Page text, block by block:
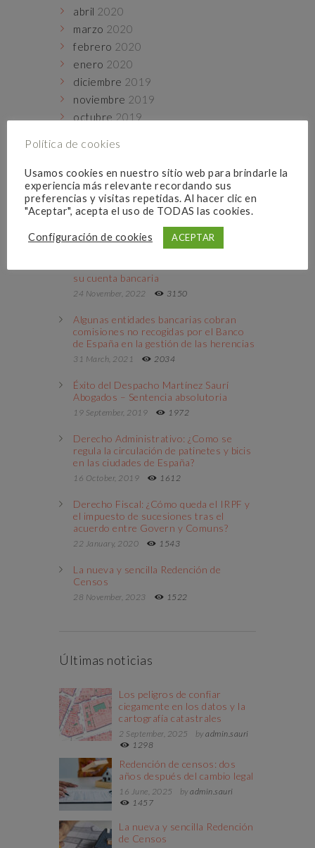
abril 2020
marzo 2020
febrero 2020
enero 2020
diciembre 2019
noviembre 2019
octubre 2019
Populares
su cuenta bancaria
24 November, 2022 3150
Algunas entidades bancarias cobran
comisiones no recogidas por el Banco
de España en la gestión de las herencias
31 March, 2021 2034
Éxito del Despacho Martínez Saurí
Abogados – Sentencia absolutoria
19 September, 2019 1972
Derecho Administrativo: ¿Como se
regula la circulación de patinetes y bicis
en las ciudades de España?
16 October, 2019 1612
Derecho Fiscal: ¿Cómo queda el IRPF y
el impuesto de sucesiones tras el
acuerdo entre Govern y Comuns?
22 January, 2020 1543
La nueva y sencilla Redención de
Censos
28 November, 2023 1522
Últimas noticias
Los peligros de confiar
ciegamente en los datos y la
cartografía catastrales
2 September, 2025 byadmin.sauri
1298
Redención de censos: dos
años después del cambio legal
16 June, 2025 byadmin.sauri
1457
La nueva y sencilla Redención
de Censos
Política de cookies
Usamos cookies en nuestro sitio web para brindarle la
experiencia más relevante recordando sus
preferencias y visitas repetidas. Al hacer clic en
"Aceptar", acepta el uso de TODAS las cookies.
Configuración de cookies ACEPTAR